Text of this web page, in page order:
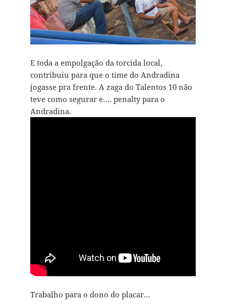
E toda a empolgação da torcida local,
contribuiu para que o time do Andradina
jogasse pra frente. A zaga do Talentos 10 não
teve como segurar e…. penalty para o
Andradina.
Trabalho para o dono do placar…